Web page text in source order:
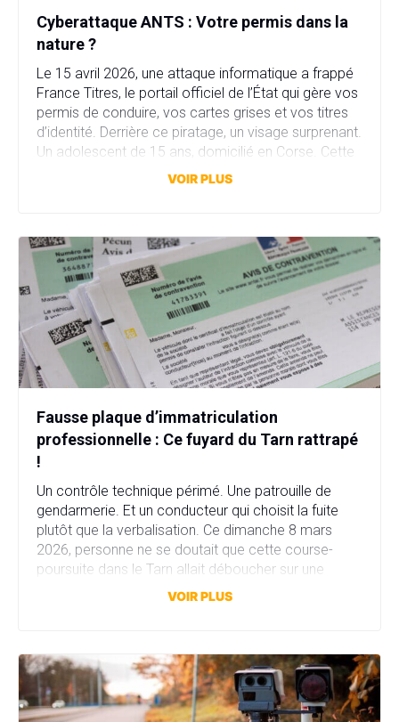
Cyberattaque ANTS : Votre permis dans la
nature ?
Le 15 avril 2026, une attaque informatique a frappé
France Titres, le portail officiel de l’État qui gère vos
permis de conduire, vos cartes grises et vos titres
d’identité. Derrière ce piratage, un visage surprenant.
Un adolescent de 15 ans, domicilié en Corse. Cette
attaque a compromis plus de 11,7 millions comptes
VOIR PLUS
Fausse plaque d’immatriculation
professionnelle : Ce fuyard du Tarn rattrapé
!
Un contrôle technique périmé. Une patrouille de
gendarmerie. Et un conducteur qui choisit la fuite
plutôt que la verbalisation. Ce dimanche 8 mars
2026, personne ne se doutait que cette course-
poursuite dans le Tarn allait déboucher sur une
affaire bien plus sérieuse que prévu. Fausse plaque
VOIR PLUS